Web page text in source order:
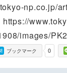
np.co.jp/
https://
images/
0
ブックマーク